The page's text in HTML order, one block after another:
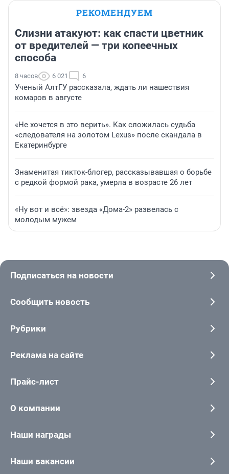
РЕКОМЕНДУЕМ
Слизни атакуют: как спасти цветник
от вредителей — три копеечных
способа
8 часов 6 021 6
Ученый АлтГУ рассказала, ждать ли нашествия
комаров в августе
«Не хочется в это верить». Как сложилась судьба
«следователя на золотом Lexus» после скандала в
Екатеринбурге
Знаменитая тикток-блогер, рассказывавшая о борьбе
с редкой формой рака, умерла в возрасте 26 лет
«Ну вот и всё»: звезда «Дома-2» развелась с
молодым мужем
Подписаться на новости
Сообщить новость
Рубрики
Реклама на сайте
Прайс-лист
О компании
Наши награды
Наши вакансии